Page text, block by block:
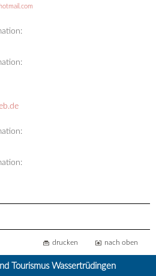
drucken nach oben
Tourismus Wassertrüdingen